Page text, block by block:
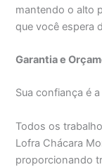
mantendo o alto
que você espera
Garantia e
Sua confiança é
Todos os
Lofra Chácara
proporcionando